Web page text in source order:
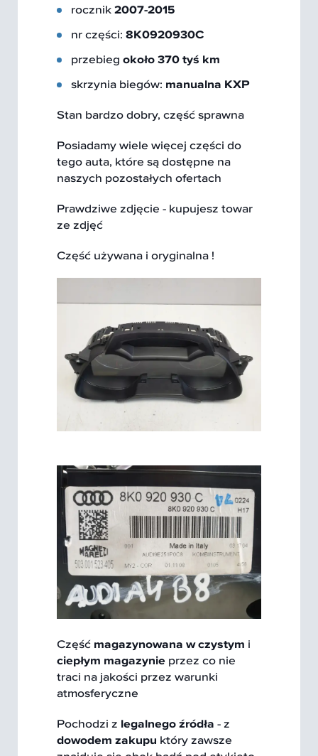
rocznik2007-2015
nr części: 8K0920930C
przebieg około 370 tyś km
skrzynia biegów: manualna KXP
Stan bardzo dobry, część sprawna
Posiadamy wiele więcej części do
tego auta, które są dostępne na
naszych pozostałych ofertach
Prawdziwe zdjęcie - kupujesz towar
ze zdjęć
Część używana i oryginalna !
Część magazynowana w czystym i
ciepłym magazynie przez co nie
traci na jakości przez warunki
atmosferyczne
Pochodzi z legalnego źródła - z
dowodem zakupu który zawsze